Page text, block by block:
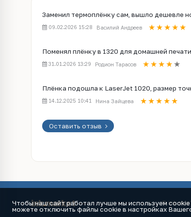
Заменил термоплёнку сам, вышло дешевле
09.02.2026 15:28 Василий Андреев
Поменял плёнку в 1320 для домашней
31.01.2026 13:29 Родион Тарасов
Плёнка подошла к LaserJet 1020, размер
14.12.2025 10:41 Нина Зайцева
Оставить отзыв
ink.market ©
Чтобы наш сайт работал лучше мы используем
можете отключить файлы cookie в настройках